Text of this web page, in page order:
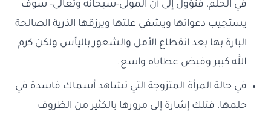
في الحلم، فتؤول إلى أن المولى-سبحانه وتعالى- سوف
يستجيب دعواتها ويشفي علتها ويرزقها الذرية الصالحة
البارة بها بعد انقطاع الأمل والشعور باليأس ولكن كرم
الله كبير وفيض عطاياه واسع.
في حالة المرأة المتزوجة التي تشاهد أسماك فاسدة في
حلمها، فتلك إشارة إلى مرورها بالكثير من الظروف